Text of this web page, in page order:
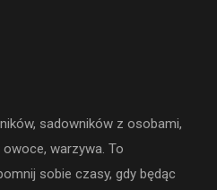
sadowników z osobami,
warzywa. To
sobie czasy, gdy będąc